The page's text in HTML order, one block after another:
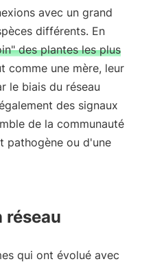
avec un grand
différents. En
des plantes les plus
comme une mère, leur
le biais du réseau
des signaux
de la communauté
pathogène ou d'une
réseau
qui ont évolué avec